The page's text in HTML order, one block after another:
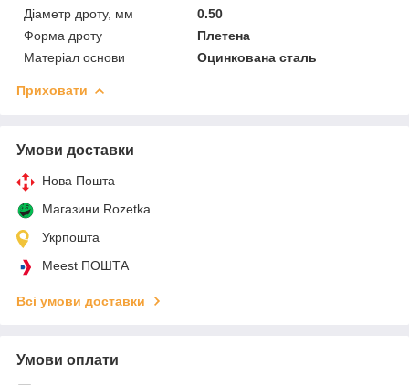
Діаметр дроту, мм
0.50
Форма дроту
Плетена
Матеріал основи
Оцинкована сталь
Приховати
Умови доставки
Нова Пошта
Магазини Rozetka
Укрпошта
Meest ПОШТА
Всі умови доставки
Умови оплати